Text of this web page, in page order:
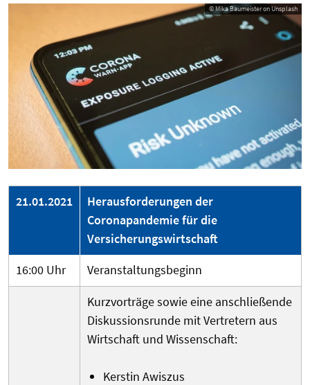
© Mika Baumeister on Unsplash
21.01.2021
Herausforderungen der
Coronapandemie für die
Versicherungswirtschaft
16:00 Uhr
Veranstaltungsbeginn
Kurzvorträge sowie eine anschließende
Diskussionsrunde mit Vertretern aus
Wirtschaft und Wissenschaft:
Kerstin Awiszus